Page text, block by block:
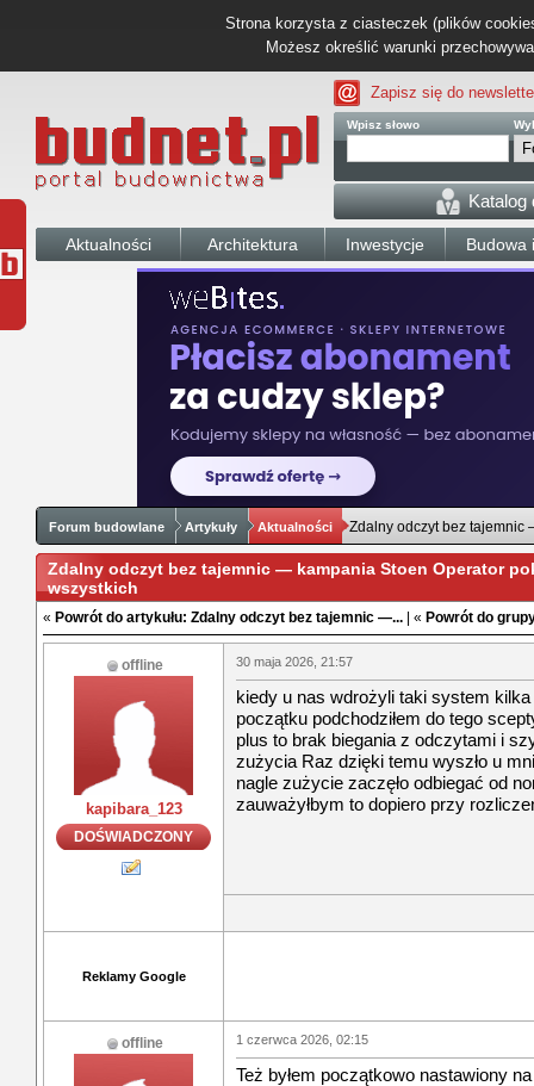
Strona korzysta z ciasteczek (plików
Możesz określić warunki
Zapisz się do
Wpisz słowo
Katalog
Aktualności Architektura Inwestycje Budowa
Forum budowlane Artykuły Aktualności Zdalny odczyt bez tajemnic
Zdalny odczyt bez tajemnic — kampania Stoen Operator
wszystkich
« Powrót do artykułu: Zdalny odczyt bez tajemnic —... | « Powrót do
offline
kapibara_123
DOŚWIADCZONY
30 maja 2026, 21:57
kiedy u nas wdrożyli taki system
początku podchodziłem do tego
plus to brak biegania z odczytami i
zużycia Raz dzięki temu wyszło u
nagle zużycie zaczęło odbiegać od
zauważyłbym to dopiero przy
Reklamy Google
offline 1 czerwca 2026, 02:15
Też byłem początkowo nastawiony